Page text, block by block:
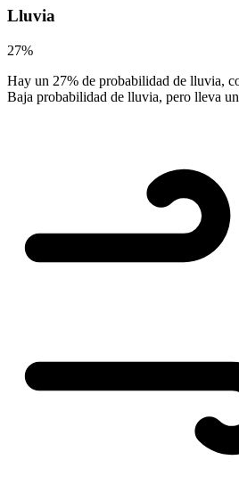
Lluvia
27%
Hay un 27% de probabilidad de lluvia,
Baja probabilidad de lluvia, pero lleva